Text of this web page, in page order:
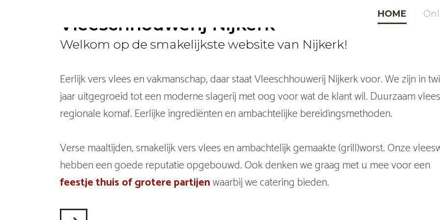
HOME
Vleeschhouwerij Nijkerk
Welkom op de smakelijkste website van Nijkerk!
Eerlijk vers vlees en vakmanschap, daar staat Vleeschhouwerij Nijkerk voor. We zijn in
jaar uitgegroeid tot een moderne slagerij met oog voor wat de klant wil. Duurzaam
regionale komaf. Eerlijke ingrediënten en ambachtelijke bereidingsmethoden.
Verse maaltijden, smakelijk vers vlees en ambachtelijk gemaakte (grill)worst. Onze
hebben een goede reputatie opgebouwd. Ook denken we graag met u mee voor een
feestje thuis of grotere partijenwaarbij we catering bieden.